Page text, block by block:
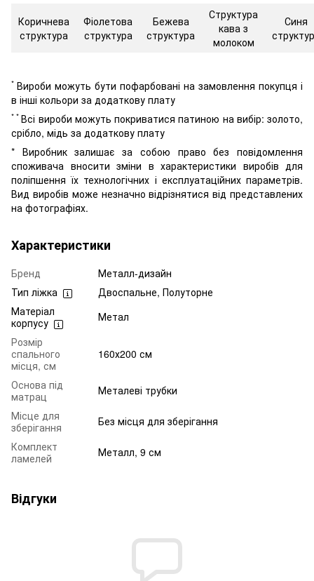
Коричнева
структура
Фіолетова
структура
Бежева
структура
Структура
кава з
молоком
Синя
* Вироби можуть бути пофарбовані на замовлення покупця і
в інші кольори за додаткову плату
* *Всі вироби можуть покриватися патиною на вибір: золото,
срібло, мідь за додаткову плату
* Виробник залишає за собою право без повідомлення
споживача вносити зміни в характеристики виробів для
поліпшення їх технологічних і експлуатаційних параметрів.
Вид виробів може незначно відрізнятися від представлених
на фотографіях.
Характеристики
Бренд
Металл-дизайн
Тип ліжка
Двоспальне, Полуторне
Матеріал
корпусу
Метал
Розмір
спального
місця, см
160х200 см
Основа під
матрац
Металеві трубки
Місце для
зберігання
Без місця для зберігання
Комплект
ламелей
Металл, 9 см
Відгуки